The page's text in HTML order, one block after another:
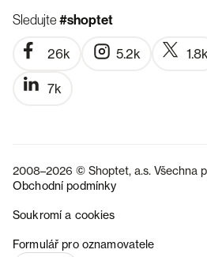
Sledujte#shoptet
26k 5.2k
7k
2008–2026 © Shoptet, a.s. Všechna
Obchodní podmínky
Soukromí a cookies
Formulář pro oznamovatele